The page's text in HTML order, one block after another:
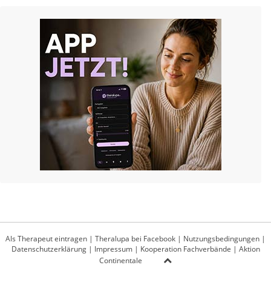
Als Therapeut eintragen | Theralupa bei Facebook | Nutzungsbedingungen |
Datenschutzerklärung| Impressum| Kooperation Fachverbände | Aktion
Continentale